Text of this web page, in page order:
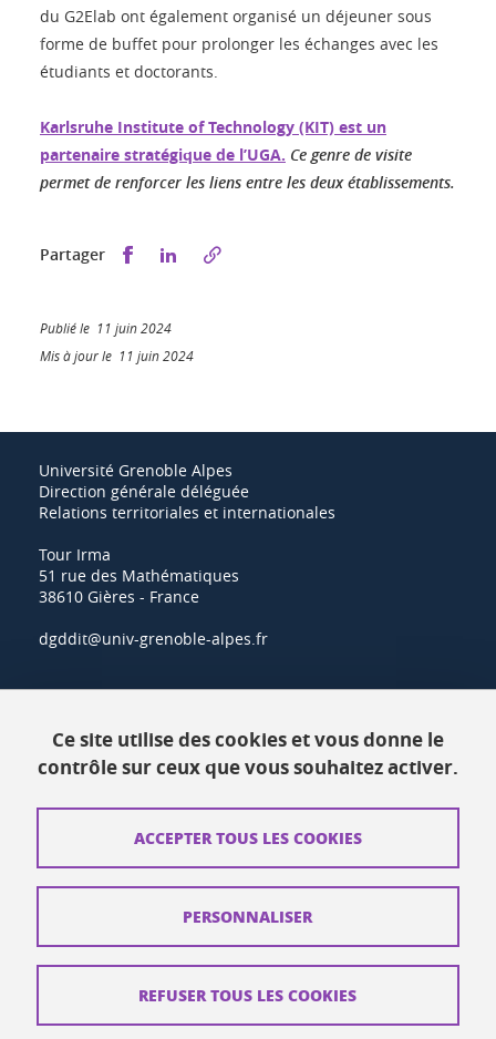
du G2Elab ont également organisé un déjeuner sous
forme de buffet pour prolonger les échanges avec les
étudiants et doctorants.
Karlsruhe Institute of Technology (KIT) est un
partenaire stratégique de l’UGA. Ce genre de visite
permet de renforcer les liens entre les deux établissements.
Partager Partager sur Facebook
Partager sur LinkedIn
Publié le 11 juin 2024
Mis à jour le 11 juin 2024
Université Grenoble Alpes
Direction générale déléguée
Relations territoriales et internationales
Tour Irma
51 rue des Mathématiques
38610 Gières - France
dgddit@univ-grenoble-alpes.fr
Ressources
Contacts
Plans d'accès
Mentions légales
Plan du site web
Ce site utilise des cookies et vous donne le
contrôle sur ceux que vous souhaitez activer.
ACCEPTER TOUS LES COOKIES
REFUSER TOUS LES COOKIES
PERSONNALISER